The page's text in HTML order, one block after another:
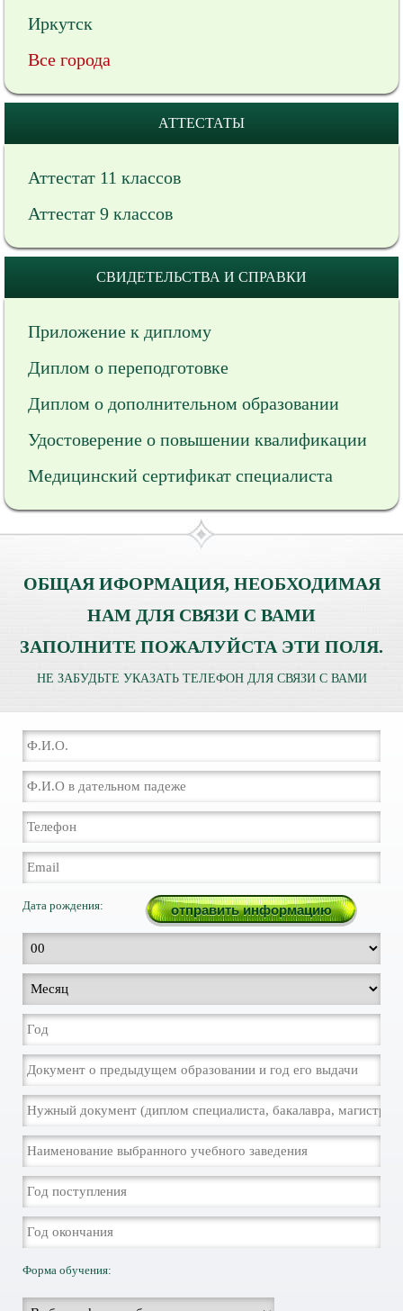
Иркутск
Все города
АТТЕСТАТЫ
Аттестат 11 классов
Аттестат 9 классов
СВИДЕТЕЛЬСТВА И СПРАВКИ
Приложение к диплому
Диплом о переподготовке
Диплом о дополнительном образовании
Удостоверение о повышении квалификации
Медицинский сертификат специалиста
ОБЩАЯ ИФОРМАЦИЯ, НЕОБХОДИМАЯ
НАМ ДЛЯ СВЯЗИ С ВАМИ
ЗАПОЛНИТЕ ПОЖАЛУЙСТА ЭТИ ПОЛЯ.
НЕ ЗАБУДЬТЕ УКАЗАТЬ ТЕЛЕФОН ДЛЯ СВЯЗИ С ВАМИ
Дата рождения:
Форма обучения: